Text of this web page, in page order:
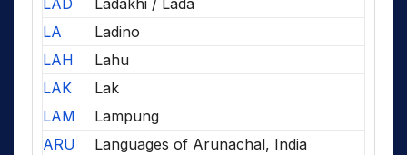
LAD
Ladakhi / Lada
LA
Ladino
LAH
Lahu
LAK
Lak
LAM
Lampung
ARU
Languages of Arunachal, India